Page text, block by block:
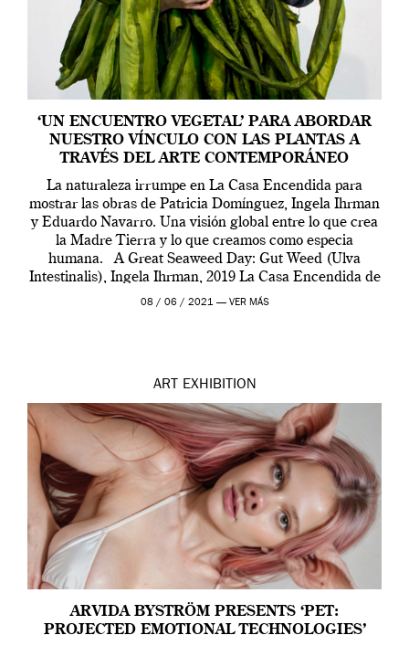
‘UN ENCUENTRO VEGETAL’ PARA ABORDAR
NUESTRO VÍNCULO CON LAS PLANTAS A
TRAVÉS DEL ARTE CONTEMPORÁNEO
La naturaleza irrumpe en La Casa Encendida para
mostrar las obras de Patricia Domínguez, Ingela Ihrman
y Eduardo Navarro. Una visión global entre lo que crea
la Madre Tierra y lo que creamos como especia
humana. A Great Seaweed Day: Gut Weed (Ulva
Intestinalis), Ingela Ihrman, 2019 La Casa Encendida de
Madrid y la Wellcome […]
08 / 06 / 2021 — VER MÁS
ART EXHIBITION
ARVIDA BYSTRÖM PRESENTS ‘PET:
PROJECTED EMOTIONAL TECHNOLOGIES’